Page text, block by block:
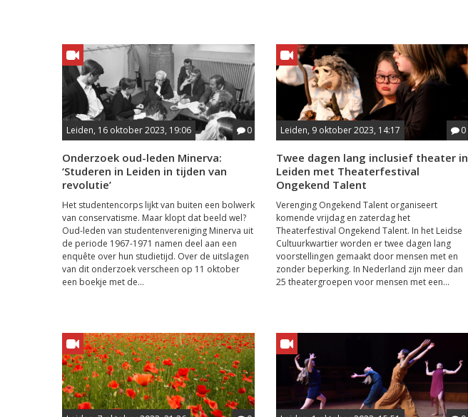
Leiden, 16 oktober 2023, 19:06 0
Onderzoek oud-leden Minerva:
‘Studeren in Leiden in tijden van
revolutie’
Het studentencorps lijkt van buiten een bolwerk
van conservatisme. Maar klopt dat beeld wel?
Oud-leden van studentenvereniging Minerva uit
de periode 1967-1971 namen deel aan een
enquête over hun studietijd. Over de uitslagen
van dit onderzoek verscheen op 11 oktober
een boekje met de...
Leiden, 9 oktober 2023, 14:17 0
Twee dagen lang inclusief theater in
Leiden met Theaterfestival
Ongekend Talent
Verenging Ongekend Talent organiseert
komende vrijdag en zaterdag het
Theaterfestival Ongekend Talent. In het Leidse
Cultuurkwartier worden er twee dagen lang
voorstellingen gemaakt door mensen met en
zonder beperking. In Nederland zijn meer dan
25 theatergroepen voor mensen met een...